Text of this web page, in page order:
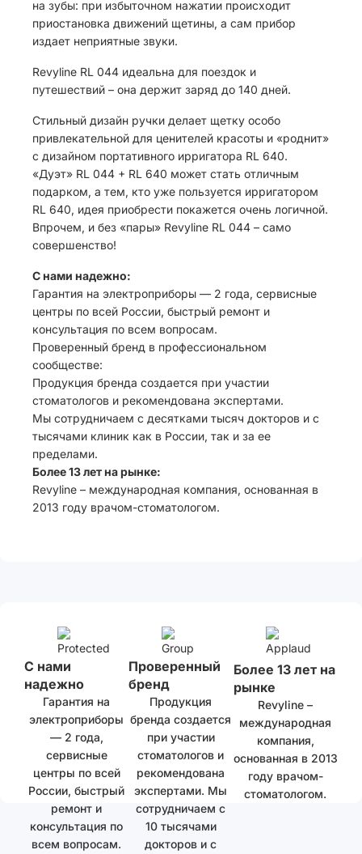
на зубы: при избыточном нажатии происходит
приостановка движений щетины, а сам прибор
издает неприятные звуки.
Revyline RL 044 идеальна для поездок и
путешествий – она держит заряд до 140 дней.
Стильный дизайн ручки делает щетку особо
привлекательной для ценителей красоты и «роднит»
с дизайном портативного ирригатора RL 640.
«Дуэт» RL 044 + RL 640 может стать отличным
подарком, а тем, кто уже пользуется ирригатором
RL 640, идея приобрести покажется очень логичной.
Впрочем, и без «пары» Revyline RL 044 – само
совершенство!
С нами надежно:
Гарантия на электроприборы — 2 года, сервисные
центры по всей России, быстрый ремонт и
консультация по всем вопросам.
Проверенный бренд в профессиональном
сообществе:
Продукция бренда создается при участии
стоматологов и рекомендована экспертами.
Мы сотрудничаем с десятками тысяч докторов и с
тысячами клиник как в России, так и за ее
пределами.
Более 13 лет на рынке:
Revyline – международная компания, основанная в
2013 году врачом-стоматологом.
С нами
надежно
Гарантия на
электроприборы
— 2 года,
сервисные
центры по всей
России, быстрый
ремонт и
консультация по
всем вопросам.
Проверенный
бренд
Продукция
бренда создается
при участии
стоматологов и
рекомендована
экспертами. Мы
сотрудничаем с
10 тысячами
докторов и с
Более 13 лет на
рынке
Revyline –
международная
компания,
основанная в 2013
году врачом-
стоматологом.